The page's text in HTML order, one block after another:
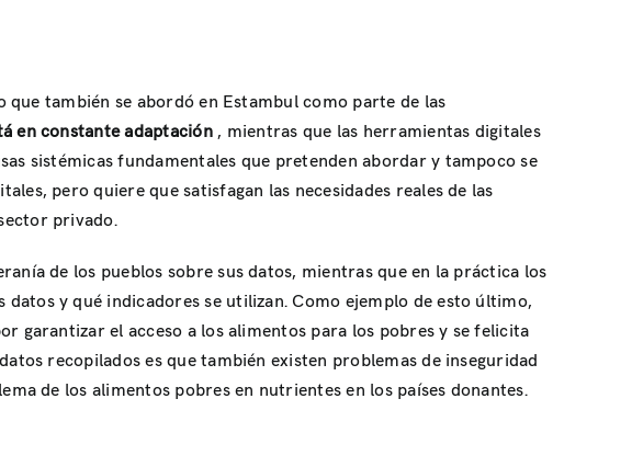
también se abordó en Estambul como parte de las
en constante adaptación , mientras que las herramientas digitales
sistémicas fundamentales que pretenden abordar y tampoco se
pero quiere que satisfagan las necesidades reales de las
privado.
de los pueblos sobre sus datos, mientras que en la práctica los
y qué indicadores se utilizan. Como ejemplo de esto último,
garantizar el acceso a los alimentos para los pobres y se felicita
recopilados es que también existen problemas de inseguridad
de los alimentos pobres en nutrientes en los países donantes.